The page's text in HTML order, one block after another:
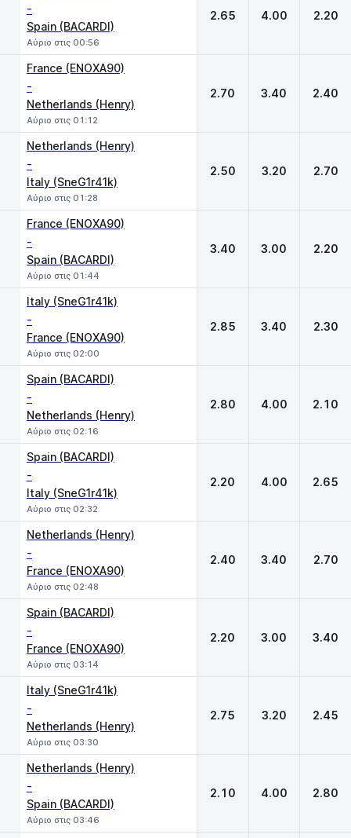
-
Spain (BACARDI)
Αύριο στις 00:56
2.65 4.00 2.20
France (ENOXA90)
-
Netherlands (Henry)
Αύριο στις 01:12
2.70 3.40 2.40
Netherlands (Henry)
-
Italy (SneG1r41k)
Αύριο στις 01:28
2.50 3.20 2.70
France (ENOXA90)
-
Spain (BACARDI)
Αύριο στις 01:44
3.40 3.00 2.20
Italy (SneG1r41k)
-
France (ENOXA90)
Αύριο στις 02:00
2.85 3.40 2.30
Spain (BACARDI)
-
Netherlands (Henry)
Αύριο στις 02:16
2.80 4.00 2.10
Spain (BACARDI)
-
Italy (SneG1r41k)
Αύριο στις 02:32
2.20 4.00 2.65
Netherlands (Henry)
-
France (ENOXA90)
Αύριο στις 02:48
2.40 3.40 2.70
Spain (BACARDI)
-
France (ENOXA90)
Αύριο στις 03:14
2.20 3.00 3.40
Italy (SneG1r41k)
-
Netherlands (Henry)
Αύριο στις 03:30
2.75 3.20 2.45
Netherlands (Henry)
-
Spain (BACARDI)
Αύριο στις 03:46
2.10 4.00 2.80